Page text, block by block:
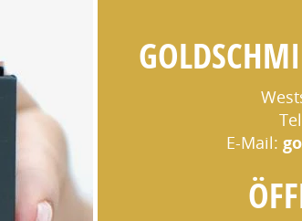
E-Mail: